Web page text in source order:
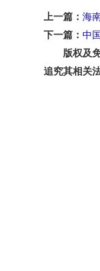
上一篇： 海
下一篇： 中
版权及免
追究其相关